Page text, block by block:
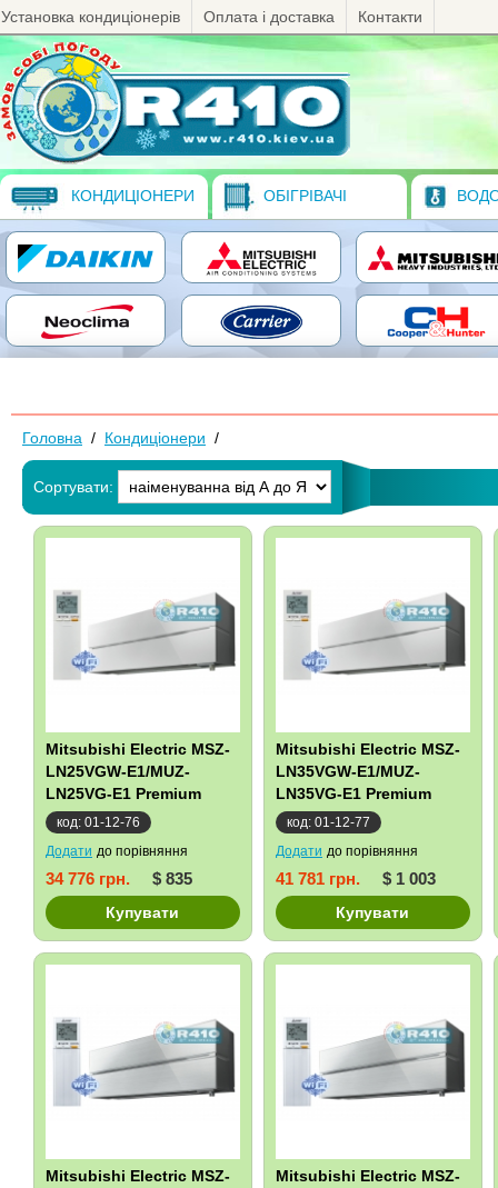
Установка кондиціонерів Оплата і доставка Контакти
КОНДИЦІОНЕРИ ОБІГРІВАЧІ
Головна / Кондиціонери /
Сортувати:
Mitsubishi Electric MSZ-
LN25VGW-E1/MUZ-
LN25VG-E1 Premium
Inverter
код: 01-12-76
Додати до порівняння
34 776 грн. $ 835
Купувати
Mitsubishi Electric MSZ-
LN35VGW-E1/MUZ-
LN35VG-E1 Premium
Inverter
код: 01-12-77
Додати до порівняння
41 781 грн. $ 1 003
Купувати
Mitsubishi Electric MSZ-
Mitsubishi Electric MSZ-